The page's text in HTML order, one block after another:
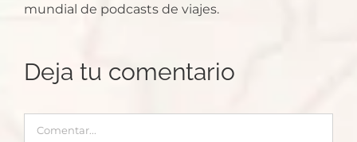
mundial de podcasts de viajes.
Deja tu comentario
Comentar